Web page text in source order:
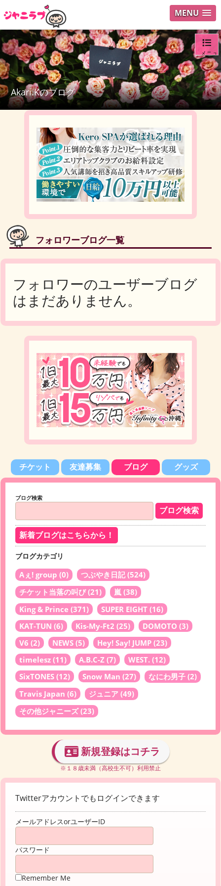
MENU
Akari.Kのブログ
メニュ
ログイ
ユー
フォロワーブログ一覧
フォロワーのユーザーブログ
はまだありません。
チケット 友達募集 ブログ グッズ
ブログ検索
新着ブログはこちらから！
ブログカテゴリ
Aぇ! group (0) つぶやき日記(524)
チケット当落の叫び(21) 嵐 (38)
King & Prince (371) SUPER EIGHT (16)
KAT-TUN (6) Kis-My-Ft2 (25) DOMOTO (3)
V6 (2) NEWS (5) Hey! Say! JUMP (23)
timelesz (11) A.B.C-Z (7) WEST. (12)
SixTONES (12) Snow Man (27) なにわ男子 (2)
Travis Japan (6) ジュニア (49)
その他ジャニーズ(23)
新規登録はコチラ
※１８歳未満（高校生不可）利用禁止
Twitterアカウントでもログインできます
メールアドレスorユーザーID
パスワード
Remember Me